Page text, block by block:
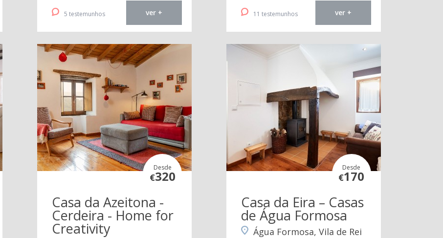
5 testemunhos ver + 11 testemunhos ver +
Desde
€320
Casa da Azeitona -
Cerdeira - Home for
Creativity
Desde
€170
Casa da Eira – Casas
de Água Formosa
Água Formosa, Vila de Rei